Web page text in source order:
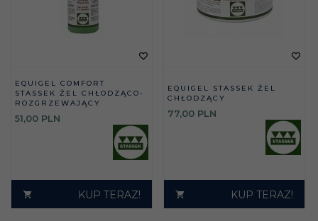
EQUIGEL COMFORT
STASSEK ŻEL CHŁODZĄCO-
ROZGRZEWAJĄCY
51,00 PLN
KUP TERAZ!
EQUIGEL STASSEK ŻEL
CHŁODZĄCY
77,00 PLN
KUP TERAZ!